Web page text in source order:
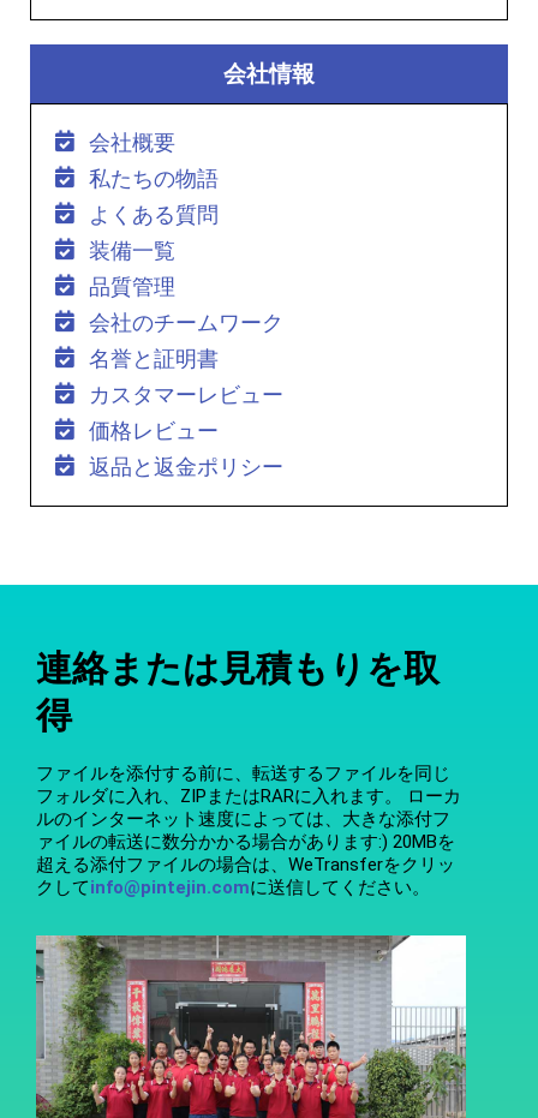
会社情報
会社概要
私たちの物語
よくある質問
装備一覧
品質管理
会社のチームワーク
名誉と証明書
カスタマーレビュー
価格レビュー
返品と返金ポリシー
連絡または見積もりを取
得
ファイルを添付する前に、転送するファイルを同じ
フォルダに入れ、ZIPまたはRARに入れます。 ローカ
ルのインターネット速度によっては、大きな添付フ
ァイルの転送に数分かかる場合があります:) 20MBを
超える添付ファイルの場合は、WeTransferをクリッ
クしてinfo@pintejin.comに送信してください。